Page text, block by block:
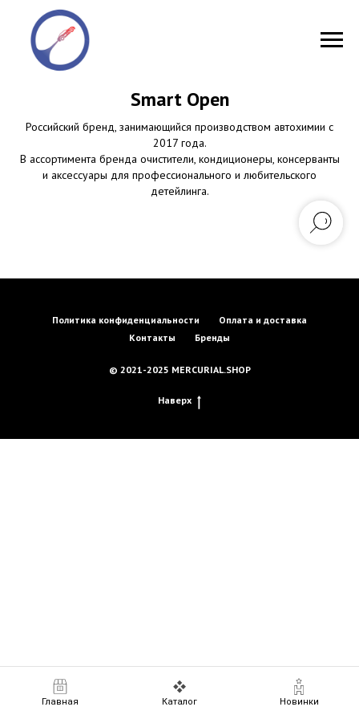
Главная Каталог Новинки
Smart Open
Российский бренд, занимающийся производством автохимии c
2017 года.
В ассортимента бренда очистители, кондиционеры, консерванты
и аксессуары для профессионального и любительского
детейлинга.
Политика конфиденциальности
Оплата и доставка
Контакты
Бренды
© 2021-2025 MERCURIAL.SHOP
Наверх